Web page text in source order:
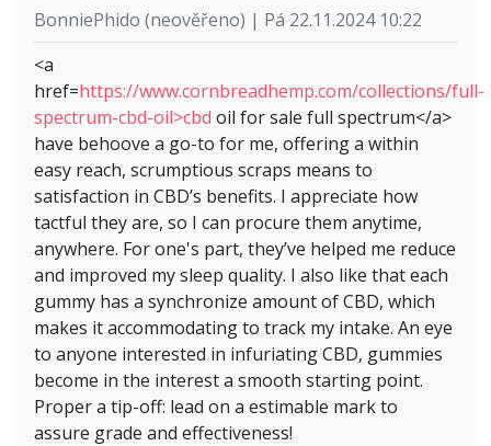
BonniePhido (neověřeno) | Pá 22.11.2024 10:22
<a
href=https://www.cornbreadhemp.com/collections/full-
spectrum-cbd-oil>cbd oil for sale full spectrum</a>
have behoove a go-to for me, offering a within
easy reach, scrumptious scraps means to
satisfaction in CBD’s benefits. I appreciate how
tactful they are, so I can procure them anytime,
anywhere. For one's part, they’ve helped me reduce
and improved my sleep quality. I also like that each
gummy has a synchronize amount of CBD, which
makes it accommodating to track my intake. An eye
to anyone interested in infuriating CBD, gummies
become in the interest a smooth starting point.
Proper a tip-off: lead on a estimable mark to
assure grade and effectiveness!